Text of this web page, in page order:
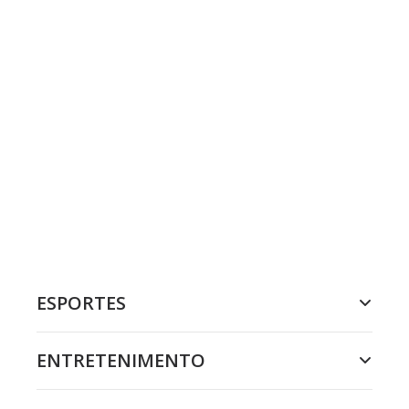
ESPORTES
ENTRETENIMENTO